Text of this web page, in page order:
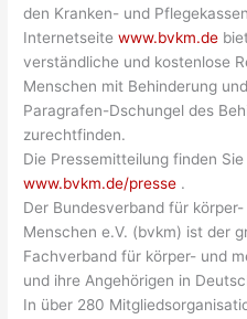
den Kranken- und
Internetseitewww.bvkm.de
verständliche und kostenlose
Menschen mit Behinderung
Paragrafen-Dschungel des
zurechtfinden.
Die Pressemitteilung finden
www.bvkm.de/presse .
Der Bundesverband für
Menschen e.V. (bvkm) ist der
Fachverband für körper- und
und ihre Angehörigen in
In über 280